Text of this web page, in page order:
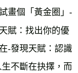
畫個「黃金圈」-
賦：找出你的優
-發現天賦：認識
不斷在抉擇，而